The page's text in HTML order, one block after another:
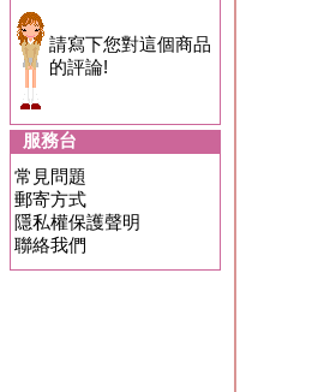
請寫下您對這個商品
的評論!
服務台
常見問題
郵寄方式
隱私權保護聲明
聯絡我們